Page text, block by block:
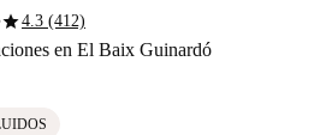
star4.3 (412)
en El Baix Guinardó